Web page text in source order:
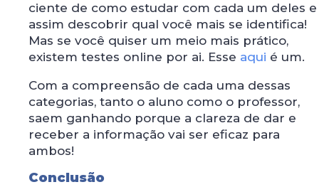
ciente de como estudar com cada um deles e
assim descobrir qual você mais se identifica!
Mas se você quiser um meio mais prático,
existem testes online por ai. Esse aqui é um.
Com a compreensão de cada uma dessas
categorias, tanto o aluno como o professor,
saem ganhando porque a clareza de dar e
receber a informação vai ser eficaz para
ambos!
Conclusão